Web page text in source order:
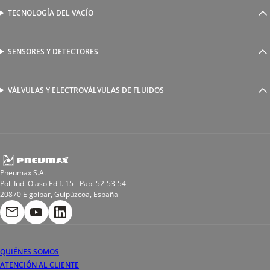
Válvulas complementarias
Racores rápidos
Reguladores de caudal
Racores para soldadura
TECNOLOGÍA DEL VACÍO
Ventosas
Válvulas y electroválvulas
SENSORES Y DETECTORES
Detectores magnéticos
VÁLVULAS Y ELECTROVÁLVULAS DE FLUIDOS
Electroválvulas de acción directa
Bobinas
Pneumax S.A.
Pol. Ind. Olaso Edif. 15 - Pab. 52-53-54
20870 Elgoibar, Guipúzcoa, España
QUIÉNES SOMOS
ATENCIÓN AL CLIENTE